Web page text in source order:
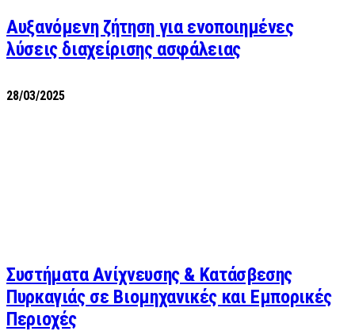
Αυξανόμενη ζήτηση για ενοποιημένες
λύσεις διαχείρισης ασφάλειας
28/03/2025
Συστήματα Ανίχνευσης & Κατάσβεσης
Πυρκαγιάς σε Βιομηχανικές και Εμπορικές
Περιοχές